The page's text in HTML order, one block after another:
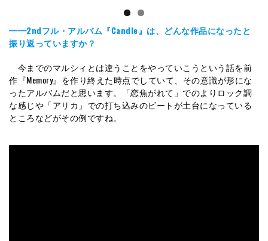
━━2ndフル・アルバム『Candle』は、どんな作品になったと
振り返っていますか？
今までのマルシィとは違うことをやっていこうという話を前
作『Memory』を作り終えた時点でしていて、その意識が形にな
ったアルバムだと思います。「恋焦がれて」でのよりロック調
な感じや「アリカ」での打ち込みのビートが土台になっている
ところなどがその例ですね。